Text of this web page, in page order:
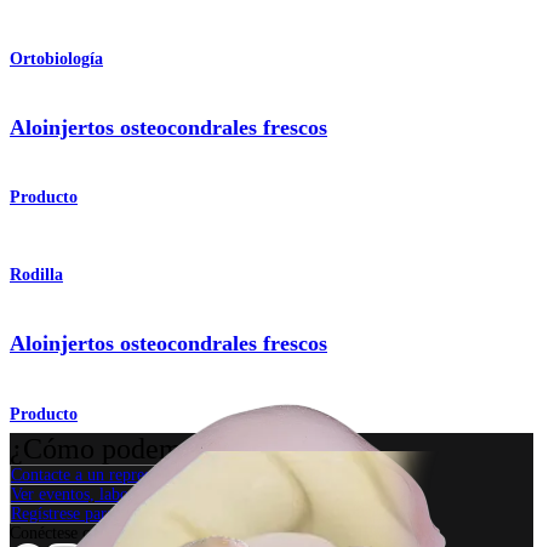
Ortobiología
Aloinjertos osteocondrales frescos
Producto
Rodilla
Aloinjertos osteocondrales frescos
Producto
¿Cómo podemos ayudarlo?
Contacte a un representante
Ver eventos, laboratorios y oportunidades educativas
Regístrese para recibir: ¿Qué hay de nuevo en Arthrex?
Conéctese con nosotros